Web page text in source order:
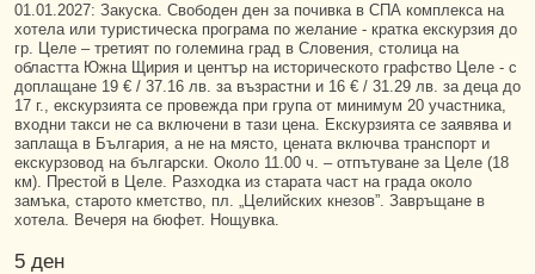
01.01.2027: Закуска. Свободен ден за почивка в СПА комплекса на
хотела или туристическа програма по желание - кратка екскурзия до
гр. Целе – третият по големина град в Словения, столица на
областта Южна Щирия и център на историческото графство Целе - с
доплащане 19 € / 37.16 лв. за възрастни и 16 € / 31.29 лв. за деца до
17 г., екскурзията се провежда при група от минимум 20 участника,
входни такси не са включени в тази цена. Екскурзията се заявява и
заплаща в България, а не на място, цената включва транспорт и
екскурзовод на български. Около 11.00 ч. – отпътуване за Целе (18
км). Престой в Целе. Разходка из старата част на града около
замъка, старото кметство, пл. „Целийских кнезов”. Завръщане в
хотела. Вечеря на бюфет. Нощувка.
5 ден